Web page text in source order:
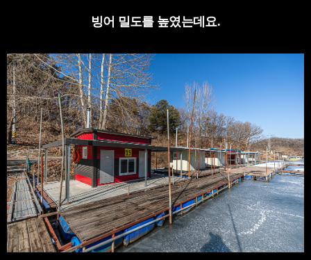
빙어 밀도를 높였는데요.